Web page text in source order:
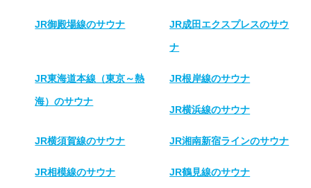
JR御殿場線のサウナ JR成田エクスプレスのサウ
ナ
JR東海道本線（東京～熱
海）のサウナ
JR根岸線のサウナ
JR横浜線のサウナ
JR横須賀線のサウナ JR湘南新宿ラインのサウナ
JR相模線のサウナ JR鶴見線のサウナ